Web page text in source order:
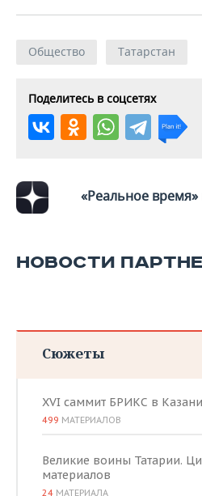
Общество Татарстан
Поделитесь в соцсетях
«Реальное время»
НОВОСТИ
Сюжеты
XVI саммит БРИКС в Казани
499 МАТЕРИАЛОВ
Великие воины Татарии.
материалов
24 МАТЕРИАЛА